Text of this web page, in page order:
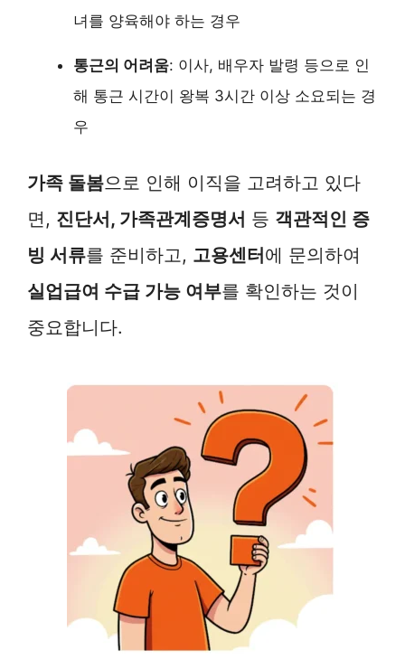
녀를 양육해야 하는 경우
통근의 어려움: 이사, 배우자 발령 등으로 인
해 통근 시간이 왕복 3시간 이상 소요되는 경
우
가족 돌봄으로 인해 이직을 고려하고 있다
면, 진단서, 가족관계증명서 등 객관적인 증
빙 서류를 준비하고, 고용센터에 문의하여
실업급여 수급 가능 여부를 확인하는 것이
중요합니다.